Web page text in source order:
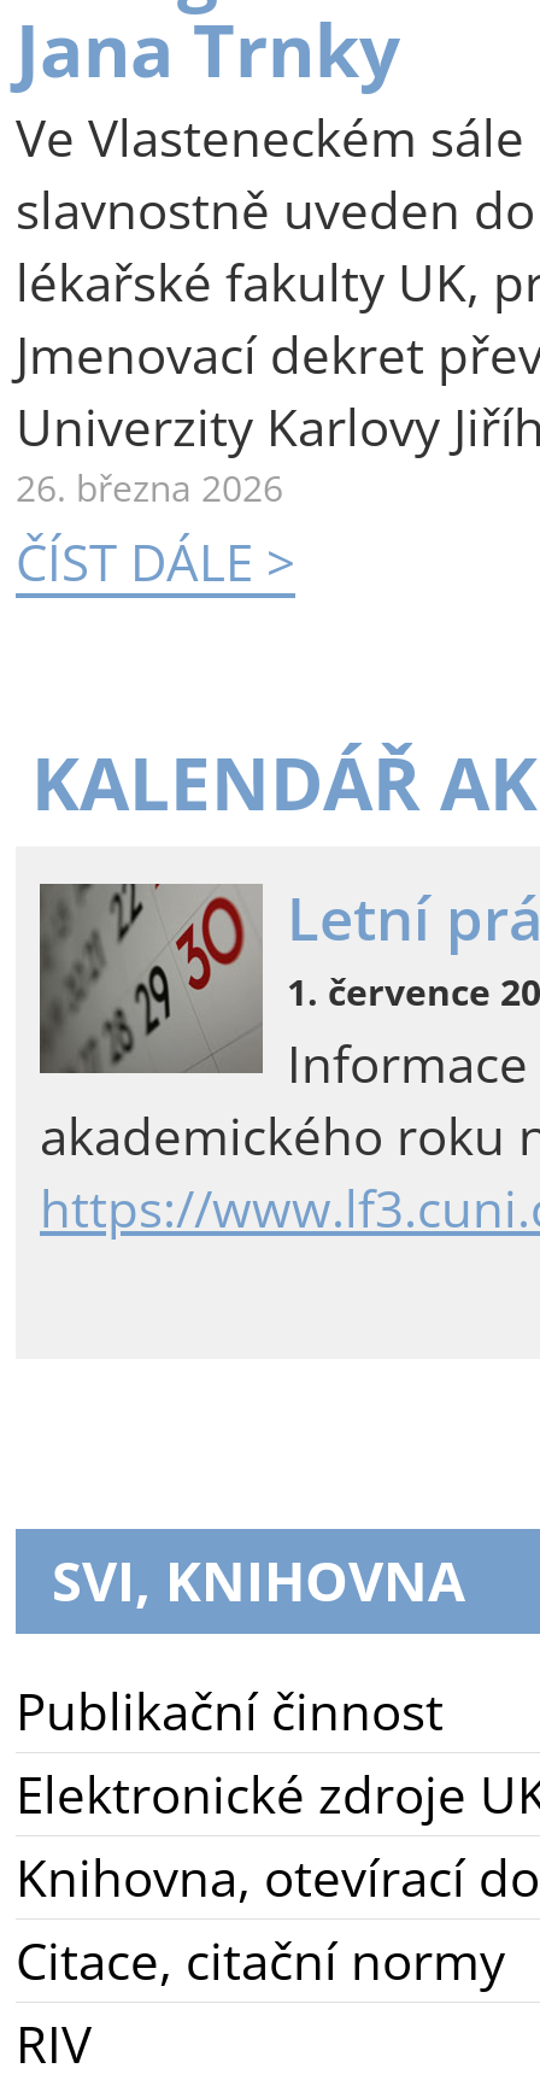
Jana Trnky
Ve Vlasteneckém
slavnostně uveden
lékařské fakulty UK,
Jmenovací dekret
Univerzity Karlovy
26. března 2026
ČÍST DÁLE >
KALENDÁŘ
Letní
1. července
akademického roku
https://
SVI, KNIHOVNA
Publikační činnost
Elektronické zdroje
Knihovna, otevírací
Citace, citační normy
RIV